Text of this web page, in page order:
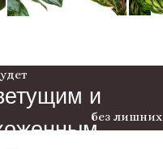
без лишних
забот.
и